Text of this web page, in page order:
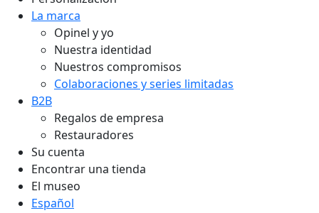
La marca
Opinel y yo
Nuestra identidad
Nuestros compromisos
Colaboraciones y series limitadas
B2B
Regalos de empresa
Restauradores
Su cuenta
Encontrar una tienda
El museo
Español